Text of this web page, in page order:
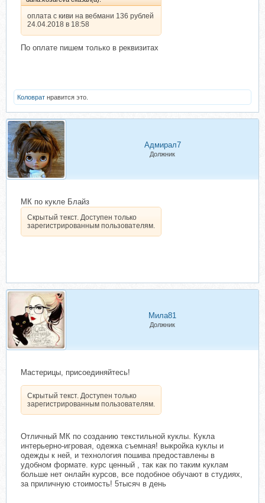
оплата с киви на вебмани 136 рублей
24.04.2018 в 18:58
По оплате пишем только в реквизитах
Коловрат нравится это.
Адмирал7
Должник
МК по кукле Блайз
Скрытый текст. Доступен только
зарегистрированным пользователям.
Мила81
Должник
Мастерицы, присоединяйтесь!
Скрытый текст. Доступен только
зарегистрированным пользователям.
Отличный МК по созданию текстильной куклы. Кукла
интерьерно-игровая, одежка съемная! выкройка куклы и
одежды к ней, и технология пошива предоставлены в
удобном формате. курс ценный , так как по таким куклам
больше нет онлайн курсов, все подобное обучают в студиях,
за приличную стоимость! 5тысяч в день